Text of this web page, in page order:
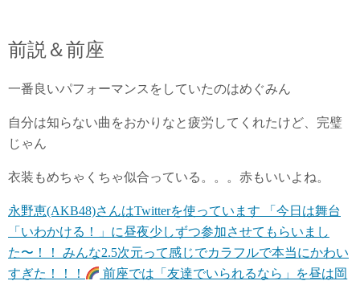
前説＆前座
一番良いパフォーマンスをしていたのはめぐみん
自分は知らない曲をおかりなと疲労してくれたけど、完璧
じゃん
衣装もめちゃくちゃ似合っている。。。赤もいいよね。
永野恵(AKB48)さんはTwitterを使っています 「今日は舞台
「いわかける！」に昼夜少しずつ参加させてもらいまし
た〜！！ みんな2.5次元って感じでカラフルで本当にかわい
すぎた！！！
前座では「友達でいられるなら」を昼は岡